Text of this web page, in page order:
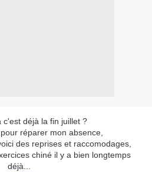
c'est déjà la fin juillet ?
réparer mon absence,
des reprises et raccomodages,
chiné il y a bien longtemps
déjà...